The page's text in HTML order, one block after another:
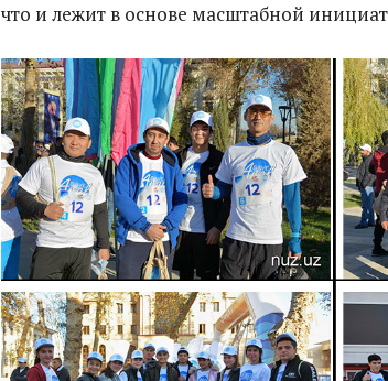
что и лежит в основе масштабной